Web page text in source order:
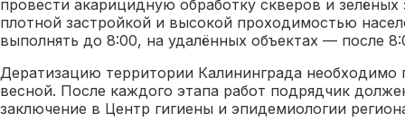
провести акарицидную обработку скверов и
плотной застройкой и высокой проходимостью
выполнять до 8:00, на удалённых объектах — после
Дератизацию территории Калининграда необходимо
весной. После каждого этапа работ подрядчик
заключение в Центр гигиены и эпидемиологии